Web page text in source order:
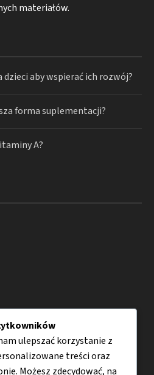
materiałów.
aby wspierać ich rozwój?
forma suplementacji?
A?
ulepszać korzystanie z
treści oraz
Możesz zdecydować, na